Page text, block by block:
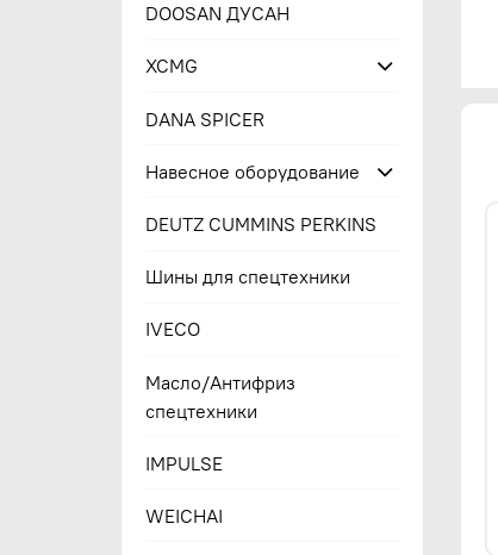
DOOSAN ДУСАН
XCMG
DANA SPICER
Навесное оборудование
DEUTZ CUMMINS PERKINS
Шины для спецтехники
IVECO
Масло/Антифриз
спецтехники
IMPULSE
WEICHAI